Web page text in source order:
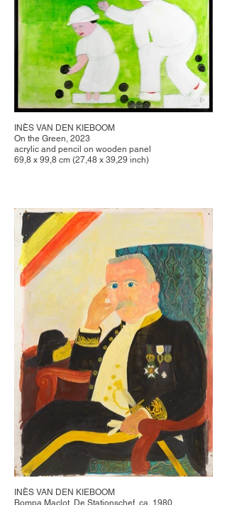
INÈS VAN DEN KIEBOOM
On the Green, 2023
acrylic and pencil on wooden panel
69,8 x 99,8 cm (27,48 x 39,29 inch)
INÈS VAN DEN KIEBOOM
Bompa Maclot, De Stationschef, ca. 1980